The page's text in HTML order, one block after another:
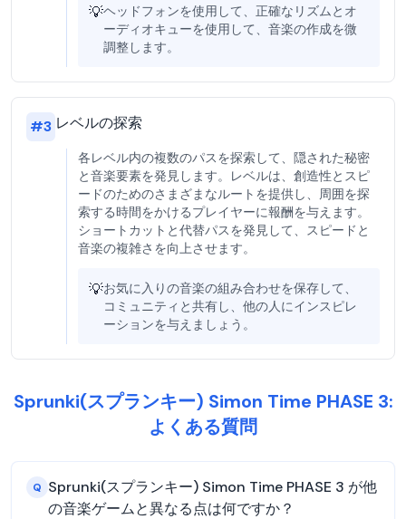
💡ヘッドフォンを使用して、正確なリズムとオ
ーディオキューを使用して、音楽の作成を微
調整します。
#3 レベルの探索
各レベル内の複数のパスを探索して、隠された秘密
と音楽要素を発見します。レベルは、創造性とスピ
ードのためのさまざまなルートを提供し、周囲を探
索する時間をかけるプレイヤーに報酬を与えます。
ショートカットと代替パスを発見して、スピードと
音楽の複雑さを向上させます。
💡お気に入りの音楽の組み合わせを保存して、
コミュニティと共有し、他の人にインスピレ
ーションを与えましょう。
Sprunki(スプランキー) Simon Time PHASE 3:
よくある質問
Q Sprunki(スプランキー) Simon Time PHASE 3 が他
の音楽ゲームと異なる点は何ですか？